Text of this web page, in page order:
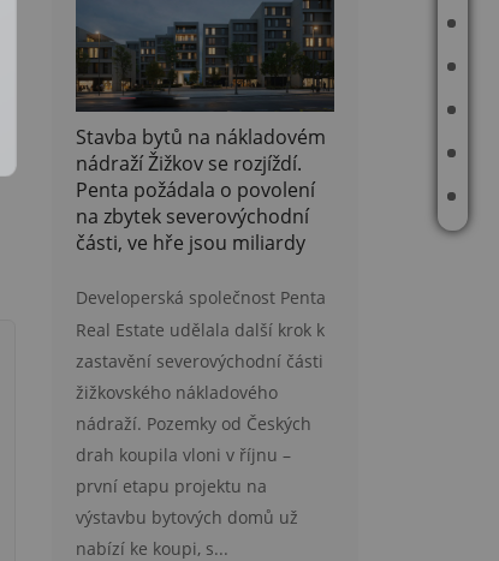
ODHAD CENY NEMOVITOSTI
ČLÁNKY
REALITNÍ TIPY
KONTAKT
Stavba bytů na nákladovém
nádraží Žižkov se rozjíždí.
Penta požádala o povolení
na zbytek severovýchodní
části, ve hře jsou miliardy
Developerská společnost Penta
Real Estate udělala další krok k
zastavění severovýchodní části
žižkovského nákladového
nádraží. Pozemky od Českých
drah koupila vloni v říjnu –
první etapu projektu na
výstavbu bytových domů už
nabízí ke koupi, s...